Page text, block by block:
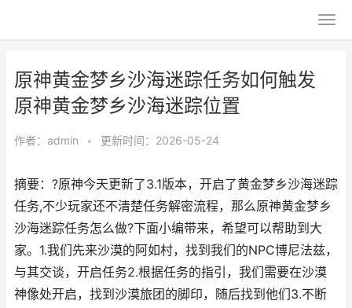
原神黄金梦乡沙海迷踪任务如何触发
原神黄金梦乡沙海迷踪位置
作者： admin • 更新时间：2026-05-24
摘要：?原神今天更新了3.1版本，开启了黄金梦乡沙海迷踪
任务,不少玩家还不清楚任务解密流程，那么原神黄金梦乡
沙海迷踪任务怎么做?下面小编带来，希望可以帮助到大
家。1.我们先来沙漠的阿如村，找到我们的NPC博尼法兹，
与其交谈，开启任务2.根据任务的指引，我们需要在沙漠
神像处开启，找到沙漠旅团的脚印，随后找到他们3.不断